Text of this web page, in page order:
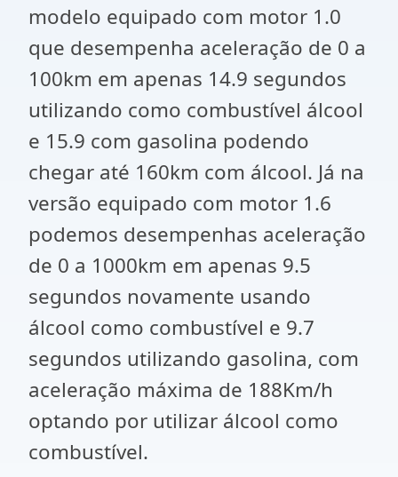
modelo equipado com motor 1.0
que desempenha aceleração de 0 a
100km em apenas 14.9 segundos
utilizando como combustível álcool
e 15.9 com gasolina podendo
chegar até 160km com álcool. Já na
versão equipado com motor 1.6
podemos desempenhas aceleração
de 0 a 1000km em apenas 9.5
segundos novamente usando
álcool como combustível e 9.7
segundos utilizando gasolina, com
aceleração máxima de 188Km/h
optando por utilizar álcool como
combustível.